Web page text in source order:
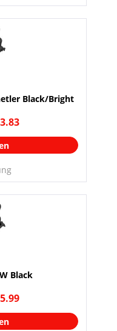
Black/Bright
Black